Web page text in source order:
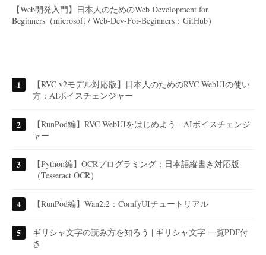
【Web開発入門】日本人のためのWeb Development for
Beginners（microsoft / Web-Dev-For-Beginners：GitHub）
【RVC v2モデル対応版】日本人のためのRVC WebUIの使い
方：AIボイスチェンジャー
【RunPod編】RVC WebUIをはじめよう - AIボイスチェンジ
ャー
【Python編】OCRプログラミング：日本語縦書き対応版
（Tesseract OCR）
【RunPod編】Wan2.2：ComfyUIチュートリアル
ギリシャ文字の読み方を知ろう | ギリシャ文字 一覧PDF付
き